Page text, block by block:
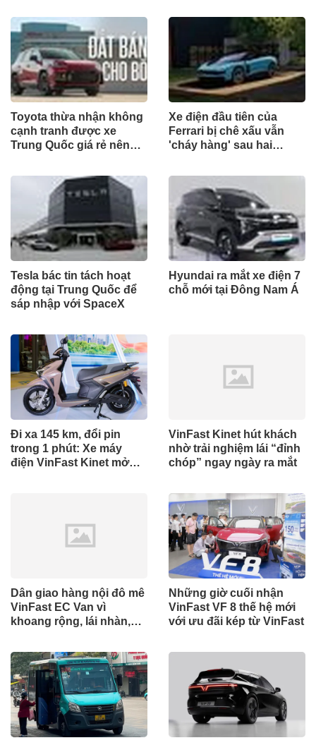
bài test khắc nghiệt
Toyota thừa nhận không
cạnh tranh được xe
Trung Quốc giá rẻ nên
Xe điện đầu tiên của
Ferrari bị chê xấu vẫn
'cháy hàng' sau hai
Tesla bác tin tách hoạt
động tại Trung Quốc để
sáp nhập với SpaceX
Hyundai ra mắt xe điện 7
chỗ mới tại Đông Nam Á
Đi xa 145 km, đổi pin
trong 1 phút: Xe máy
điện VinFast Kinet mở
VinFast Kinet hút khách
nhờ trải nghiệm lái “đỉnh
chóp” ngay ngày ra mắt
Dân giao hàng nội đô mê
VinFast EC Van vì
khoang rộng, lái nhàn,
Những giờ cuối nhận
VinFast VF 8 thế hệ mới
với ưu đãi kép từ VinFast